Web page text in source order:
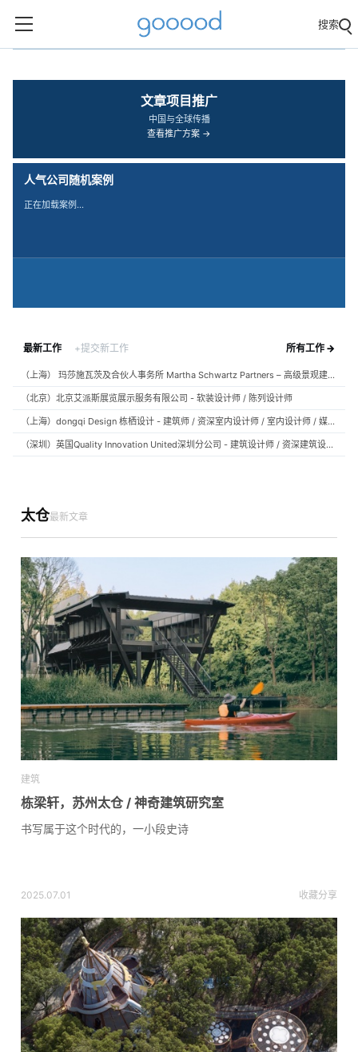
搜索
文章项目推广
中国与全球传播
查看推广方案 →
人气公司随机案例
正在加载案例…
最新工作 +提交新工作 所有工作 →
（上海） 玛莎施瓦茨及合伙人事务所 Martha Schwartz Partners – 高级景观建筑师 Senior Landscape Designer / 景观建筑师 Landscape Designer
（北京）北京艾派斯展览展示服务有限公司 - 软装设计师 / 陈列设计师
（上海）dongqi Design 栋栖设计 - 建筑师 / 资深室内设计师 / 室内设计师 / 媒体及公共关系主管 / 设计实习生（常年招聘）
（深圳）英国Quality Innovation United深圳分公司 - 建筑设计师 / 资深建筑设计师 / 室内设计师 / 设计实习生
太仓最新文章
建筑
栋梁轩，苏州太仓 / 神奇建筑研究室
书写属于这个时代的，一小段史诗
2025.07.01 收藏分享